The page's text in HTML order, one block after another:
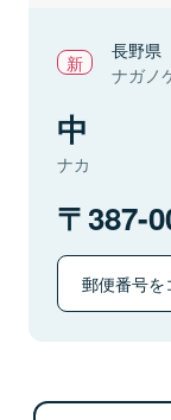
長野県
ナガノ
中
ナカ
387-
郵便番号を